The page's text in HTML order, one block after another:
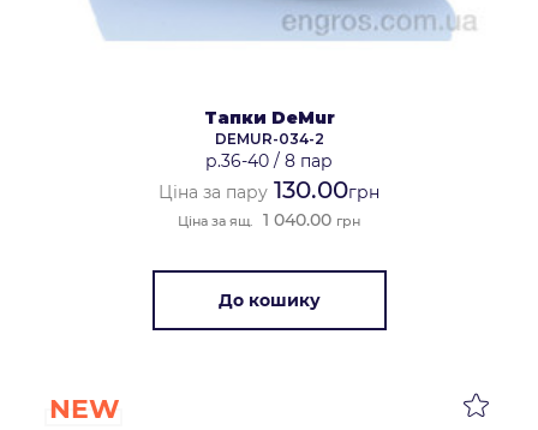
Тапки DeMur
DEMUR-034-2
р.36-40 / 8 пар
Ціна за пару 130.00грн
Ціна за ящ. 1 040.00 грн
До кошику
NEW